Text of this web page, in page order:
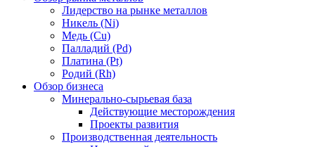
Лидерство на рынке металлов
Никель (Ni)
Медь (Cu)
Палладий (Pd)
Платина (Pt)
Родий (Rh)
Обзор бизнеса
Минерально-сырьевая база
Действующие месторождения
Проекты развития
Производственная деятельность